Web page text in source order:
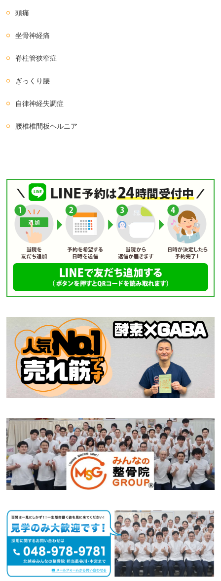
頭痛
坐骨神経痛
脊柱管狭窄症
ぎっくり腰
自律神経失調症
腰椎椎間板ヘルニア